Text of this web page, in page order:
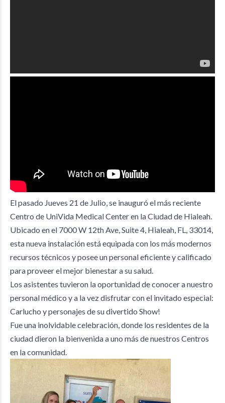
El pasado Jueves 21 de Julio, se inauguró el más reciente
Centro de UniVida Medical Center en la Ciudad de Hialeah.
Ubicado en el 7000 W 12th Ave, Suite 4, Hialeah, FL, 33014,
esta nueva instalación está equipada con los más modernos
recursos técnicos y posee un personal eficiente y calificado
para proveer el mejor bienestar a su salud.
Los asistentes tuvieron la oportunidad de conocer a nuestro
personal médico y a la vez disfrutar conel invitado especial:
Carlucho y personajes de su divertido Show!
Fue una inolvidable celebración, donde los residentes de la
ciudad dieron la bienvenida a uno más de nuestros Centros
en la comunidad.